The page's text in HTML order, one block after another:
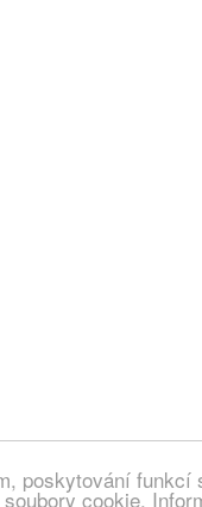
poskytování
cookie.